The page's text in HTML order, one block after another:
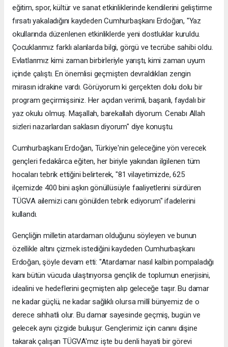
eğitim, spor, kültür ve sanat etkinliklerinde kendilerini geliştirme
fırsatı yakaladığını kaydeden Cumhurbaşkanı Erdoğan, "Yaz
okullarında düzenlenen etkinliklerde yeni dostluklar kuruldu.
Çocuklarımız farklı alanlarda bilgi, görgü ve tecrübe sahibi oldu.
Evlatlarımız kimi zaman birbirleriyle yarıştı, kimi zaman uyum
içinde çalıştı. En önemlisi geçmişten devraldıkları zengin
mirasın idrakine vardı. Görüyorum ki gerçekten dolu dolu bir
program geçirmişsiniz. Her açıdan verimli, başarılı, faydalı bir
yaz okulu olmuş. Maşallah, barekallah diyorum. Cenabı Allah
sizleri nazarlardan saklasın diyorum" diye konuştu.
Cumhurbaşkanı Erdoğan, Türkiye'nin geleceğine yön verecek
gençleri fedakârca eğiten, her biriyle yakından ilgilenen tüm
hocaları tebrik ettiğini belirterek, "81 vilayetimizde, 625
ilçemizde 400 bini aşkın gönüllüsüyle faaliyetlerini sürdüren
TÜGVA ailemizi canı gönülden tebrik ediyorum" ifadelerini
kullandı.
Gençliğin milletin atardamarı olduğunu söyleyen ve bunun
özellikle altını çizmek istediğini kaydeden Cumhurbaşkanı
Erdoğan, şöyle devam etti: "Atardamar nasıl kalbin pompaladığı
kanı bütün vücuda ulaştırıyorsa gençlik de toplumun enerjisini,
idealini ve hedeflerini geçmişten alıp geleceğe taşır. Bu damar
ne kadar güçlü, ne kadar sağlıklı olursa millî bünyemiz de o
derece sıhhatli olur. Bu damar sayesinde geçmiş, bugün ve
gelecek aynı çizgide buluşur. Gençlerimiz için canını dişine
takarak çalışan TÜGVA'mız işte bu denli hayati bir görevi